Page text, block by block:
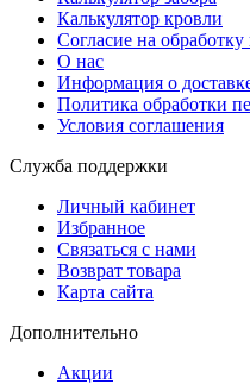
Калькулятор кровли
Согласие на
О нас
Информация о
Политика обработки
Условия соглашения
Служба поддержки
Личный кабинет
Избранное
Связаться с нами
Возврат товара
Карта сайта
Дополнительно
Акции